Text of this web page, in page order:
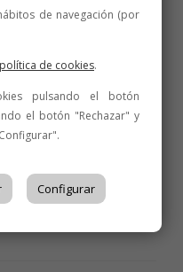
de navegación (por
política de cookies.
pulsando el botón
el botón "Rechazar" y
Configurar